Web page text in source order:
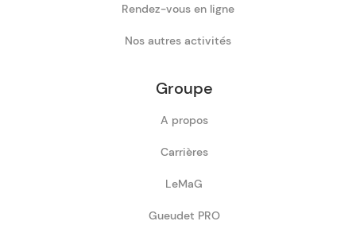
Rendez-vous en ligne
Nos autres activités
Groupe
A propos
Carrières
LeMaG
Gueudet PRO